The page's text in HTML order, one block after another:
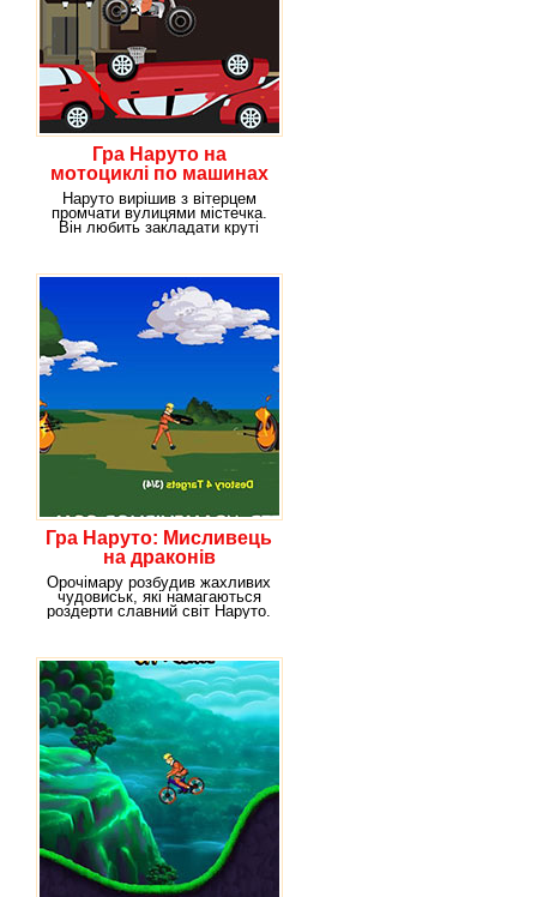
Гра Наруто на
мотоциклі по машинах
Наруто вирішив з вітерцем
промчати вулицями містечка.
Він любить закладати круті
Гра Наруто: Мисливець
на драконів
Орочімару розбудив жахливих
чудовиськ, які намагаються
роздерти славний світ Наруто.